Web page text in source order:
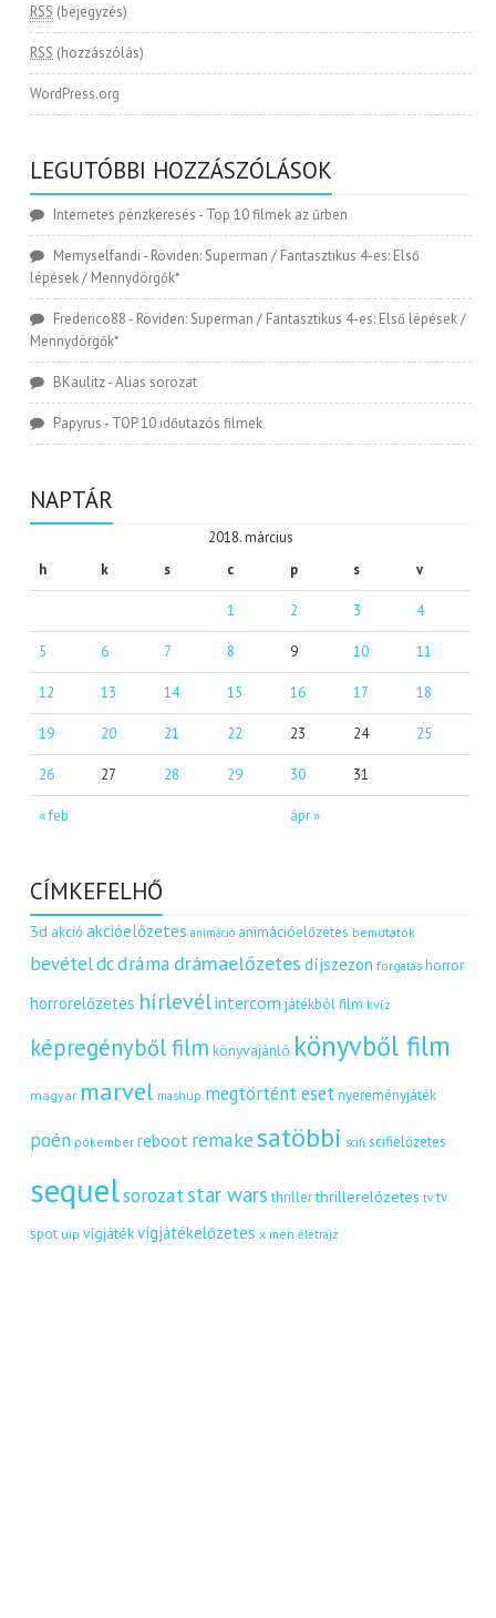
RSS (bejegyzés)
RSS (hozzászólás)
WordPress.org
LEGUTÓBBI HOZZÁSZÓLÁSOK
Internetes pénzkeresés - Top 10 filmek az űrben
Memyselfandi - Röviden: Superman / Fantasztikus 4-es: Első
lépések / Mennydörgők*
Frederico88 - Röviden: Superman / Fantasztikus 4-es: Első lépések /
Mennydörgők*
BKaulitz-Alias sorozat
Papyrus - TOP 10 időutazós filmek
NAPTÁR
2018. március
h
k s c p s v
« feb ápr »
1 2 3 4
5 6 7 8 9 10 11
12 13 14 15 16 17 18
19 20 21 22 23 24 25
26 27 28 29 30 31
CÍMKEFELHŐ
3d akció akcióelőzetes animáció animációelőzetes bemutatók
bevételdcdráma drámaelőzetes díjszezon forgatás horror
horrorelőzetes hírlevélintercom játékból film kvíz
képregényből film könyvajánló könyvből film
magyar marvel mashup megtörtént eset nyereményjáték
poén pókember reboot remakesatöbbi scifi scifielőzetes
sequelsorozat star wars thriller thrillerelőzetes tv tv
spot uip vígjátékvígjátékelőzetes x men életrajz